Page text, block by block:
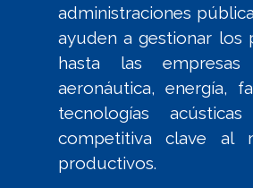
administraciones
ayuden a gestionar los
hasta las
aeronáutica, energía,
tecnologías
competitiva clave al
productivos.